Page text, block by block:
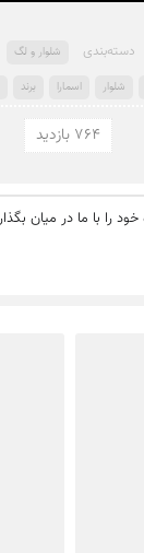
دسته‌بندی شلوار و لگ
شلوار اسمارا برند
764 بازدید